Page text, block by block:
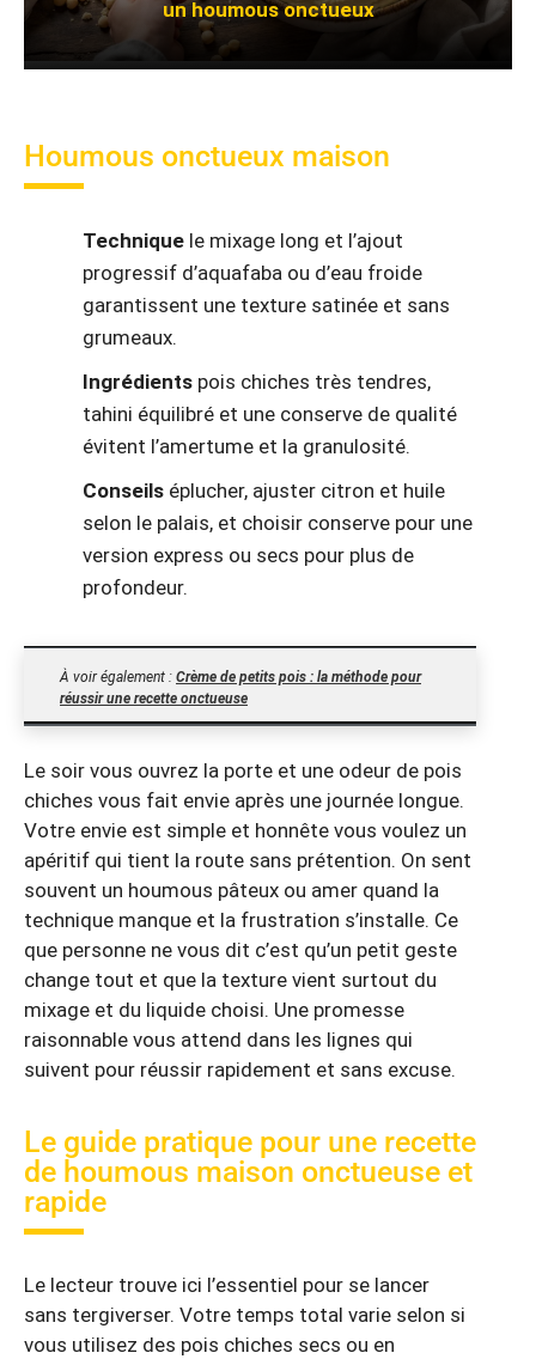
un houmous onctueux
Houmous onctueux maison
Technique le mixage long et l’ajout
progressif d’aquafaba ou d’eau froide
garantissent une texture satinée et sans
grumeaux.
Ingrédients pois chiches très tendres,
tahini équilibré et une conserve de qualité
évitent l’amertume et la granulosité.
Conseils éplucher, ajuster citron et huile
selon le palais, et choisir conserve pour une
version express ou secs pour plus de
profondeur.
À voir également : Crème de petits pois : la méthode pour
réussir une recette onctueuse
Le soir vous ouvrez la porte et une odeur de pois
chiches vous fait envie après une journée longue.
Votre envie est simple et honnête vous voulez un
apéritif qui tient la route sans prétention. On sent
souvent un houmous pâteux ou amer quand la
technique manque et la frustration s’installe. Ce
que personne ne vous dit c’est qu’un petit geste
change tout et que la texture vient surtout du
mixage et du liquide choisi. Une promesse
raisonnable vous attend dans les lignes qui
suivent pour réussir rapidement et sans excuse.
Le guide pratique pour une recette
de houmous maison onctueuse et
rapide
Le lecteur trouve ici l’essentiel pour se lancer
sans tergiverser. Votre temps total varie selon si
vous utilisez des pois chiches secs ou en